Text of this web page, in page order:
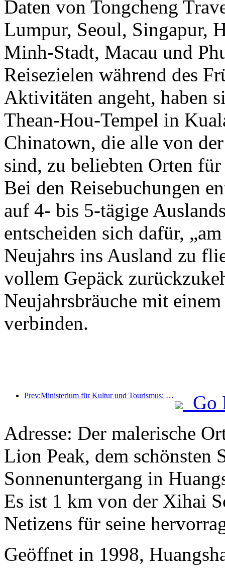
Daten von Tongcheng
Lumpur, Seoul, Singapur,
Minh-Stadt, Macau und
Reisezielen während des
Aktivitäten angeht, haben
Thean-Hou-Tempel in
Chinatown, die alle von
sind, zu beliebten Orten
Bei den Reisebuchungen
auf 4- bis 5-tägige
entscheiden sich dafür,
Neujahrs ins Ausland zu
vollem Gepäck
Neujahrsbräuche mit
verbinden.
Prev:Ministerium für Kultur und Tourismus: Start von 22 thematischen Aktivitäten in 7 großen Bereichen
Go
Adresse: Der malerische
Lion Peak, dem schönsten
Sonnenuntergang in
Es ist 1 km von der Xihai
Netizens für seine
Geöffnet in 1998,